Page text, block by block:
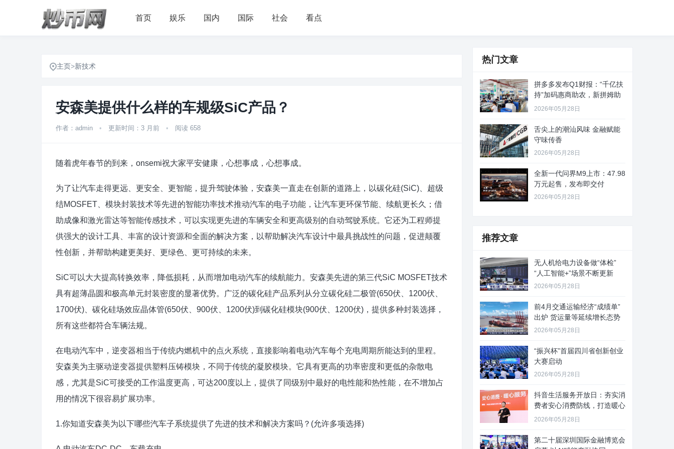
首页 娱乐 国内 国际 社会 看点
主页>新技术
安森美提供什么样的车规级SiC产品？
作者：admin • 更新时间：3 月前 • 阅读 658
随着虎年春节的到来，onsemi祝大家平安健康，心想事成，心想事成。
为了让汽车走得更远、更安全、更智能，提升驾驶体验，安森美一直走在创新的道路上，以碳化硅(SiC)、超级
结MOSFET、模块封装技术等先进的智能功率技术推动汽车的电子功能，让汽车更环保节能、续航更长久；借
助成像和激光雷达等智能传感技术，可以实现更先进的车辆安全和更高级别的自动驾驶系统。它还为工程师提
供强大的设计工具、丰富的设计资源和全面的解决方案，以帮助解决汽车设计中最具挑战性的问题，促进颠覆
性创新，并帮助构建更美好、更绿色、更可持续的未来。
SiC可以大大提高转换效率，降低损耗，从而增加电动汽车的续航能力。安森美先进的第三代SiC MOSFET技术
具有超薄晶圆和极高单元封装密度的显著优势。广泛的碳化硅产品系列从分立碳化硅二极管(650伏、1200伏、
1700伏)、碳化硅场效应晶体管(650伏、900伏、1200伏)到碳化硅模块(900伏、1200伏)，提供多种封装选择，
所有这些都符合车辆法规。
在电动汽车中，逆变器相当于传统内燃机中的点火系统，直接影响着电动汽车每个充电周期所能达到的里程。
安森美为主驱动逆变器提供塑料压铸模块，不同于传统的凝胶模块。它具有更高的功率密度和更低的杂散电
感，尤其是SiC可接受的工作温度更高，可达200度以上，提供了同级别中最好的电性能和热性能，在不增加占
用的情况下很容易扩展功率。
1.你知道安森美为以下哪些汽车子系统提供了先进的技术和解决方案吗？(允许多项选择)
热门文章
拼多多发布Q1财报：“千亿扶
持”加码惠商助农，新拼姆助
力
2026年05月28日
舌尖上的潮汕风味 金融赋能
守味传香
2026年05月28日
全新一代问界M9上市：47.98
万元起售，发布即交付
2026年05月28日
推荐文章
无人机给电力设备做“体检”
“人工智能+”场景不断更新
2026年05月28日
前4月交通运输经济“成绩单”
出炉 货运量等延续增长态势
2026年05月28日
“振兴杯”首届四川省创新创业
大赛启动
2026年05月28日
抖音生活服务开放日：夯实消
费者安心消费防线，打造暖心
服务
2026年05月28日
第二十届深圳国际金融博览会